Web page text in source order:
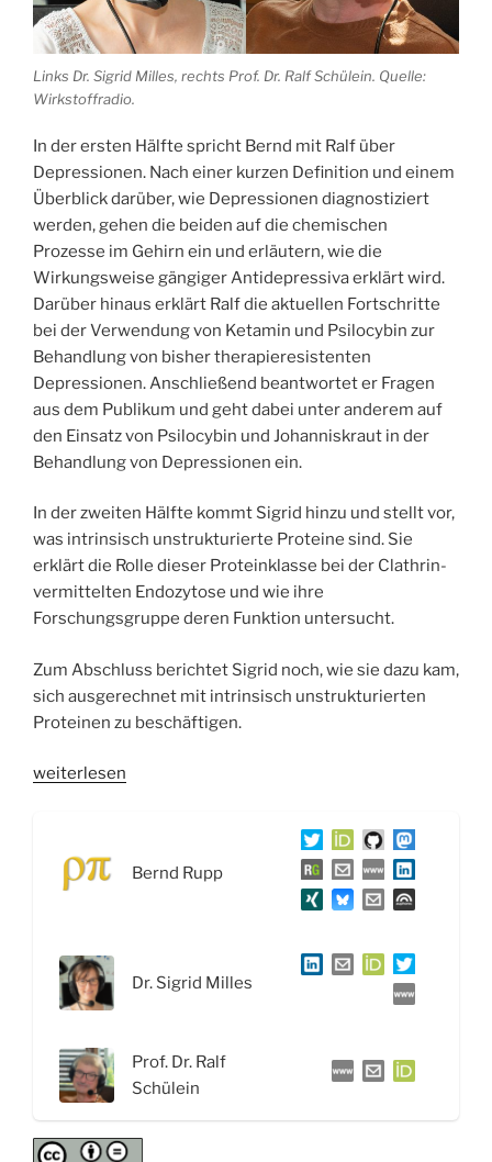
Links Dr. Sigrid Milles, rechts Prof. Dr. Ralf Schülein. Quelle:
Wirkstoffradio.
In der ersten Hälfte spricht Bernd mit Ralf über
Depressionen. Nach einer kurzen Definition und einem
Überblick darüber, wie Depressionen diagnostiziert
werden, gehen die beiden auf die chemischen
Prozesse im Gehirn ein und erläutern, wie die
Wirkungsweise gängiger Antidepressiva erklärt wird.
Darüber hinaus erklärt Ralf die aktuellen Fortschritte
bei der Verwendung von Ketamin und Psilocybin zur
Behandlung von bisher therapieresistenten
Depressionen. Anschließend beantwortet er Fragen
aus dem Publikum und geht dabei unter anderem auf
den Einsatz von Psilocybin und Johanniskraut in der
Behandlung von Depressionen ein.
In der zweiten Hälfte kommt Sigrid hinzu und stellt vor,
was intrinsisch unstrukturierte Proteine sind. Sie
erklärt die Rolle dieser Proteinklasse bei der Clathrin-
vermittelten Endozytose und wie ihre
Forschungsgruppe deren Funktion untersucht.
Zum Abschluss berichtet Sigrid noch, wie sie dazu kam,
sich ausgerechnet mit intrinsisch unstrukturierten
Proteinen zu beschäftigen.
„WSR088
Proteine“
weiterlesen
Bernd Rupp
Dr. Sigrid Milles
Prof. Dr. Ralf
Schülein